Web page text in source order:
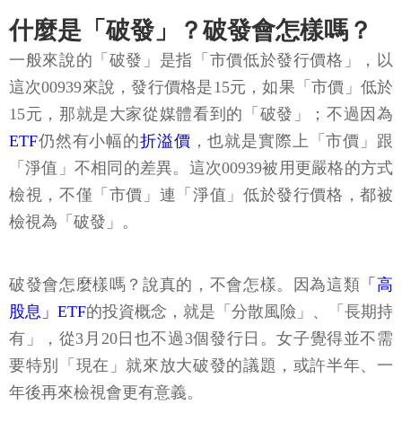
什麼是「破發」？破發會怎樣嗎？
一般來說的「破發」是指「市價低於發行價格」，以
這次00939來說，發行價格是15元，如果「市價」低於
15元，那就是大家從媒體看到的「破發」；不過因為
ETF仍然有小幅的折溢價 ，也就是實際上「市價」跟
「淨值」不相同的差異。這次00939被用更嚴格的方式
檢視，不僅「市價」連「淨值」低於發行價格，都被
檢視為「破發」。
破發會怎麼樣嗎？說真的，不會怎樣。因為這類 「高
股息」ETF的投資概念，就是「分散風險」、「長期持
有」，從3月20日也不過3個發行日。女子覺得並不需
要特別「現在」就來放大破發的議題，或許半年、一
年後再來檢視會更有意義。